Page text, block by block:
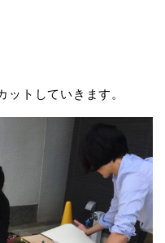
ットしていきます。